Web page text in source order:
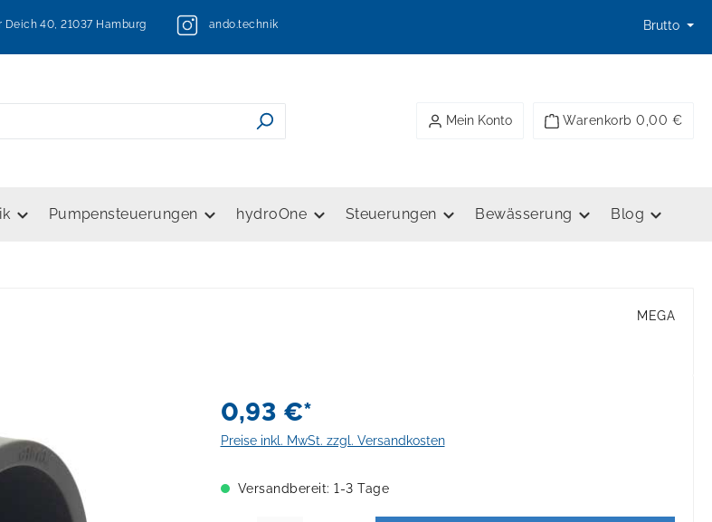
Deich 40, 21037 Hamburg ando.technik Brutto
Mein Konto Warenkorb 0,00 €
Pumpensteuerungen hydroOne Steuerungen Bewässerung Blog
MEGA
0,93 €*
Preise inkl. MwSt. zzgl. Versandkosten
Versandbereit: 1-3 Tage